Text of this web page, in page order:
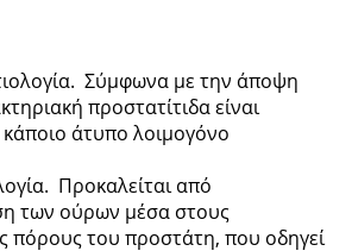
Σύμφωνα με την άποψη
προστατίτιδα είναι
άτυπο λοιμογόνο
Προκαλείται από
των ούρων μέσα στους
πόρους του προστάτη, που οδηγεί